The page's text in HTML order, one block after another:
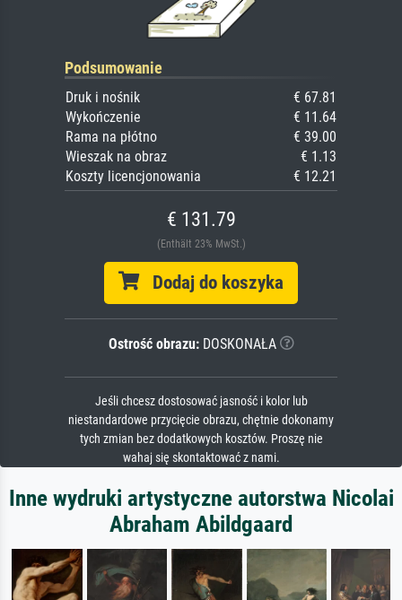
Podsumowanie
Druk i nośnik
€ 67.81
Wykończenie
€ 11.64
Rama na płótno
€ 39.00
Wieszak na obraz
€ 1.13
Koszty licencjonowania
€ 12.21
€ 131.79
(Enthält 23% MwSt.)
Dodaj do koszyka
Ostrość obrazu:DOSKONAŁA
Jeśli chcesz dostosować jasność i kolor lub
niestandardowe przycięcie obrazu, chętnie dokonamy
tych zmian bez dodatkowych kosztów. Proszę nie
wahaj się skontaktować z nami.
Inne wydruki artystyczne autorstwa Nicolai
Abraham Abildgaard